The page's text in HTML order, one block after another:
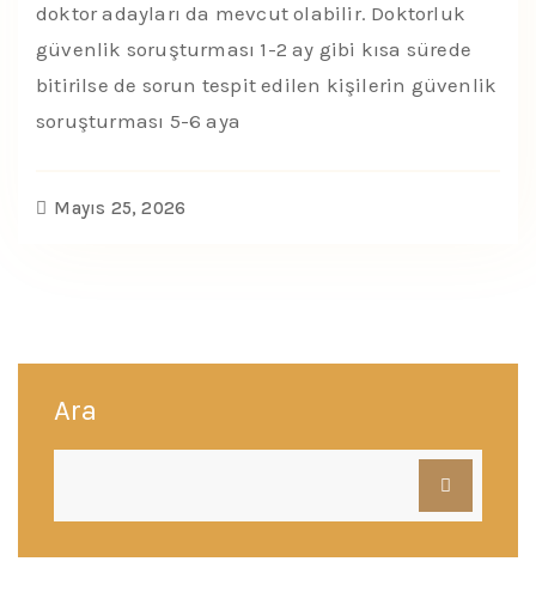
doktor adayları da mevcut olabilir. Doktorluk
güvenlik soruşturması 1-2 ay gibi kısa sürede
bitirilse de sorun tespit edilen kişilerin güvenlik
soruşturması 5-6 aya
Mayıs 25, 2026
Ara